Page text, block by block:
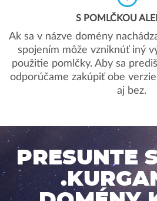
S POMLČKOU
Ak sa v názve domény
spojením môže vzniknúť iný
použitie pomlčky. Aby sa
odporúčame zakúpiť obe
aj bez.
PRESUNTE